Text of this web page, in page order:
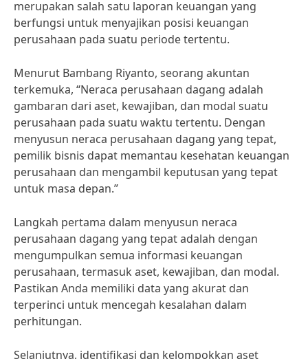
merupakan salah satu laporan keuangan yang
berfungsi untuk menyajikan posisi keuangan
perusahaan pada suatu periode tertentu.
Menurut Bambang Riyanto, seorang akuntan
terkemuka, “Neraca perusahaan dagang adalah
gambaran dari aset, kewajiban, dan modal suatu
perusahaan pada suatu waktu tertentu. Dengan
menyusun neraca perusahaan dagang yang tepat,
pemilik bisnis dapat memantau kesehatan keuangan
perusahaan dan mengambil keputusan yang tepat
untuk masa depan.”
Langkah pertama dalam menyusun neraca
perusahaan dagang yang tepat adalah dengan
mengumpulkan semua informasi keuangan
perusahaan, termasuk aset, kewajiban, dan modal.
Pastikan Anda memiliki data yang akurat dan
terperinci untuk mencegah kesalahan dalam
perhitungan.
Selanjutnya, identifikasi dan kelompokkan aset